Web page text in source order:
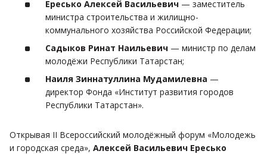
Ересько Алексей Васильевич — заместитель
министра строительства и жилищно-
коммунального хозяйства Российской Федерации;
Садыков Ринат Наильевич — министр по делам
молодёжи Республики Татарстан;
Наиля Зиннатуллина Мудамилевна —
директор Фонда «Институт развития городов
Республики Татарстан».
Открывая II Всероссийский молодёжный форум «Молодежь
и городская среда», Алексей Васильевич Ересько